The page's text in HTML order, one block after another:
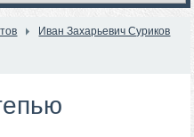
Иван Захарьевич Суриков